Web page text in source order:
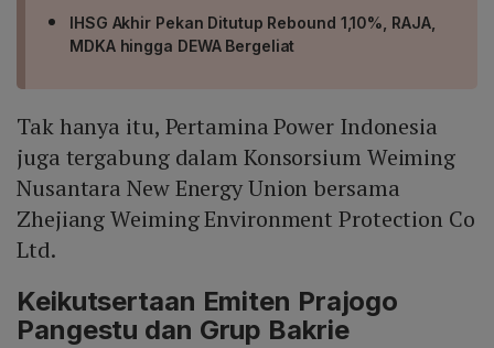
IHSG Akhir Pekan Ditutup Rebound 1,10%, RAJA,
MDKA hingga DEWA Bergeliat
Tak hanya itu, Pertamina Power Indonesia
juga tergabung dalam Konsorsium Weiming
Nusantara New Energy Union bersama
Zhejiang Weiming Environment Protection Co
Ltd.
Keikutsertaan Emiten Prajogo
Pangestu dan Grup Bakrie